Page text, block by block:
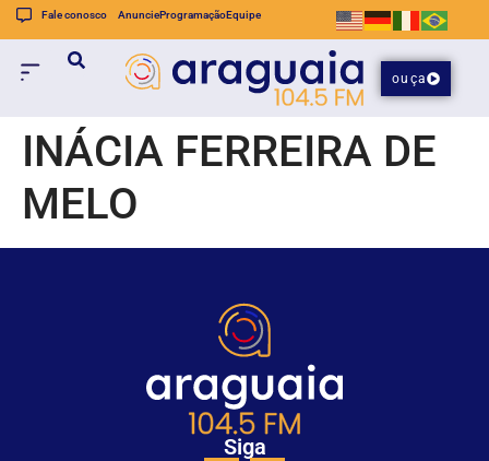
Fale conosco AnuncieProgramaçãoEquipe
ouça
INÁCIA FERREIRA DE
MELO
Siga